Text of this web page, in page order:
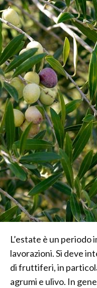
L’estate è un
lavorazioni. Si deve
di fruttiferi, in
agrumi e ulivo. In